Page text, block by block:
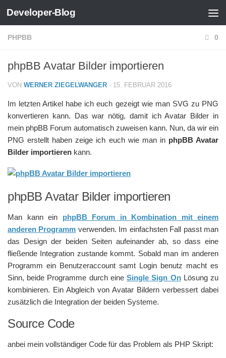
Zum Inhalt springen
Developer-Blog
PHPBB 0
phpBB Avatar Bilder importieren
VON WERNER ZIEGELWANGER · 15. FEBRUAR 2016
Im letzten Artikel habe ich euch gezeigt wie man SVG zu PNG
konvertieren kann. Das war nötig, damit ich Avatar Bilder in
mein phpBB Forum automatisch zuweisen kann. Nun, da wir ein
PNG erstellt haben zeige ich euch wie man in phpBB Avatar
Bilder importieren kann.
phpBB Avatar Bilder importieren
Man kann ein phpBB Forum in Kombination mit einem
anderen Programm verwenden. Im einfachsten Fall passt man
das Design der beiden Seiten aufeinander ab, so dass eine
fließende Integration zustande kommt. Sobald man im anderen
Programm ein Benutzeraccount samt Login benutz macht es
Sinn, beide Programme durch eineSingle Sign OnLösung zu
kombinieren. Ein Abgleich von Avatar Bildern verbessert dabei
zusätzlich die Integration der beiden Systeme.
Source Code
anbei mein vollständiger Code für das Problem als PHP Skript: